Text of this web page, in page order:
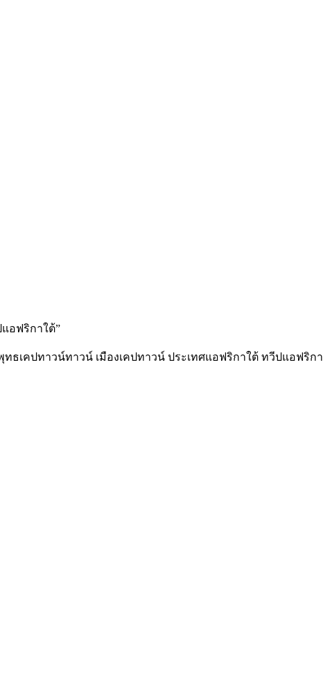
อฟริกาใต้”
ธเคปทาวน์ทาวน์ เมืองเคปทาวน์ ประเทศแอฟริกาใต้ ทวีปแอฟริกา